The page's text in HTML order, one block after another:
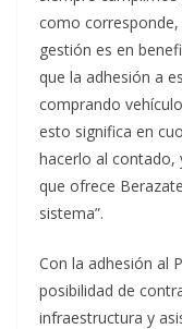
como
gestión es en
que la adhesión a
comprando
esto significa en
hacerlo al contado,
que ofrece
sistema”.
Con la adhesión al
posibilidad de
infraestructura y